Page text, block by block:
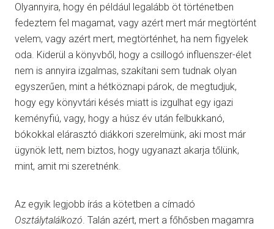
Olyannyira, hogy én például legalább öt történetben
fedeztem fel magamat, vagy azért mert már megtörtént
velem, vagy azért mert, megtörténhet, ha nem figyelek
oda. Kiderül a könyvből, hogy a csillogó influenszer-élet
nem is annyira izgalmas, szakítani sem tudnak olyan
egyszerűen, mint a hétköznapi párok, de megtudjuk,
hogy egy könyvtári késés miatt is izgulhat egy igazi
keményfiú, vagy, hogy a húsz év után felbukkanó,
bókokkal elárasztó diákkori szerelmünk, aki most már
ügynök lett, nem biztos, hogy ugyanazt akarja tőlünk,
mint, amit mi szeretnénk.
Az egyik legjobb írás a kötetben a címadó
Osztálytalálkozó . Talán azért, mert a főhősben magamra